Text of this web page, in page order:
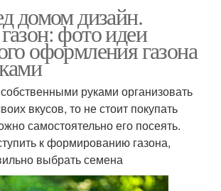
домом дизайн.
фото идеи
оформления газона
руками организовать
вкусов, то не стоит покупать
самостоятельно его посеять.
к формированию газона,
выбрать семена